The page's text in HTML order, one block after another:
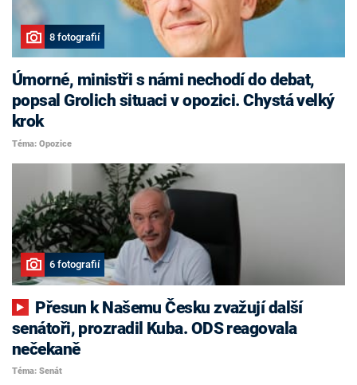
8 fotografií
Úmorné, ministři s námi nechodí do debat,
popsal Grolich situaci v opozici. Chystá velký
krok
Téma: Opozice
6 fotografií
senátoři, prozradil Kuba. ODS reagovala
nečekaně
Téma: Senát